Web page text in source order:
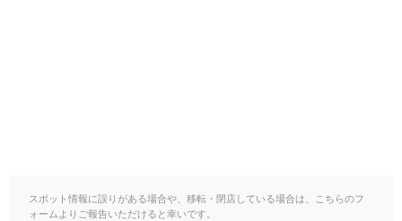
スポット情報に誤りがある場合や、移転・閉店している場合は、こちらのフ
ォームよりご報告いただけると幸いです。